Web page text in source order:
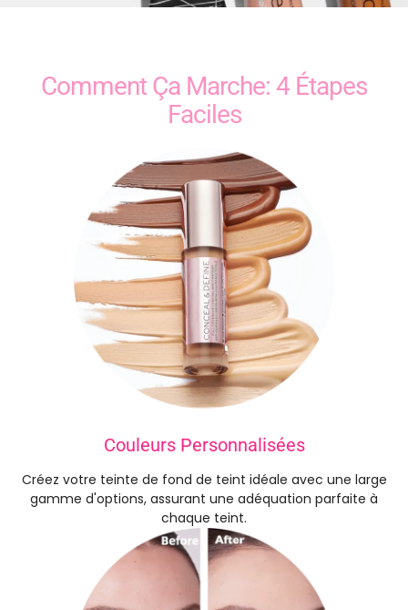
Faciles
Couleurs Personnalisées
Créez votre teinte de fond de teint idéale avec une large
gamme d'options, assurant une adéquation parfaite à
chaque teint.